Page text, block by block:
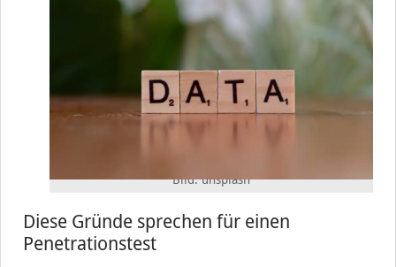
Bild: unsplash
Diese Gründe sprechen für einen
Penetrationstest